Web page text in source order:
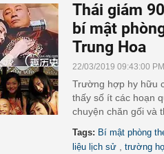
Thái giám
bí mật
Trung Hoa
22/03/2019 09:43:00 PM
Trường hợp hy hữu
thấy số ít các hoạn
chuyện chăn gối và
Tags: Bí mật phòng
liệu lịch sử
trường